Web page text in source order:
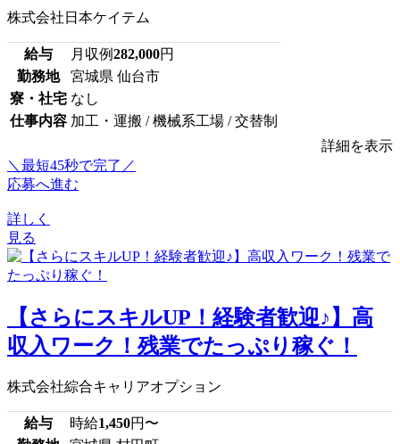
株式会社日本ケイテム
給与 月収例282,000円
勤務地
宮城県 仙台市
寮・社宅 なし
仕事内容 加工・運搬 / 機械系工場 / 交替制
詳細を表示
＼最短45秒で完了／
応募へ進む
詳しく
見る
【さらにスキルUP！経験者歓迎♪】高
収入ワーク！残業でたっぷり稼ぐ！
株式会社綜合キャリアオプション
給与 時給1,450円〜